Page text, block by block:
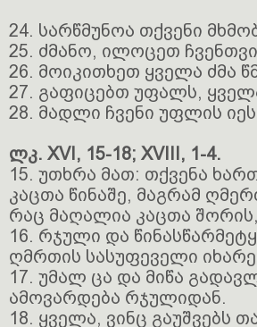
24. სარწმუნოა თქვენი
25. ძმანო, ილოცეთ
26. მოიკითხეთ ყველა ძმა
27. გაფიცებთ უფალს,
28. მადლი ჩვენი უფლის
ლკ. XVI, 15-18; XVIII, 1-4.
15. უთხრა მათ: თქვენა
კაცთა წინაშე, მაგრამ
რაც მაღალია კაცთა
16. რჯული და
ღმრთის სასუფეველი
17. უმალ ცა და მიწა
ამოვარდება რჯულიდან.
18. ყველა, ვინც გაუშვებს